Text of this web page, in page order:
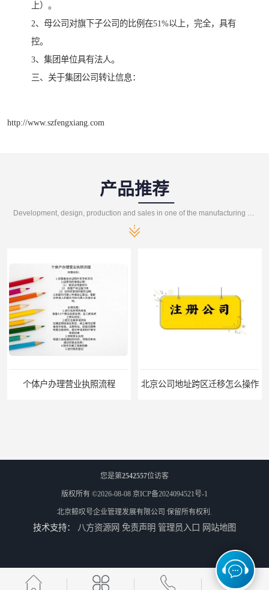
上）。
2、母公司对旗下子公司的比例在51%以上，完全，具有
控。
3、集团单位具有法人。
三、关于集团公司转让信息：
http://www.szfengxiang.com
产品推荐
个体户办理营业执照流程 北京公司地址跨区迁移怎么操作
您是第2542557位访客
版权所有 ©2026-08-08 京ICP备2024094521号-1
北京鲸叹号企业管理发展有限公司 保留所有权利.
技术支持： 八方资源网 免责声明 管理员入口 网站地图